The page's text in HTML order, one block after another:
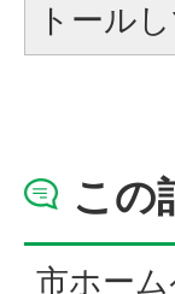
トール
この
市ホー